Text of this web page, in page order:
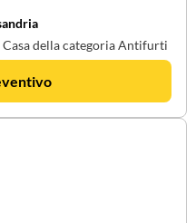
della categoria Antifurti